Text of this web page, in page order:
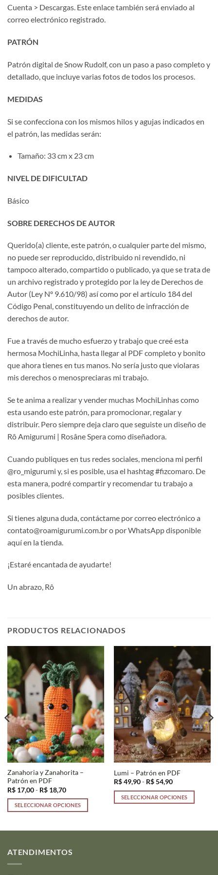
Cuenta > Descargas. Este enlace también será enviado al
correo electrónico registrado.
PATRÓN
Patrón digital de Snow Rudolf, con un paso a paso completo y
detallado, que incluye varias fotos de todos los procesos.
MEDIDAS
Si se confecciona con los mismos hilos y agujas indicados en
el patrón, las medidas serán:
Tamaño: 33 cm x 23 cm
NIVEL DE DIFICULTAD
Básico
SOBRE DERECHOS DE AUTOR
Querido(a) cliente, este patrón, o cualquier parte del mismo,
no puede ser reproducido, distribuido ni revendido, ni
tampoco alterado, compartido o publicado, ya que se trata de
un archivo registrado y protegido por la ley de Derechos de
Autor (Ley Nº 9.610/98) así como por el artículo 184 del
Código Penal, constituyendo un delito de infracción de
derechos de autor.
Fue a través de mucho esfuerzo y trabajo que creé esta
hermosa MochiLinha, hasta llegar al PDF completo y bonito
que ahora tienes en tus manos. No sería justo que violaras
mis derechos o menospreciaras mi trabajo.
Se te anima a realizar y vender muchas MochiLinhas como
esta usando este patrón, para promocionar, regalar y
distribuir. Pero siempre deja claro que seguiste un diseño de
Rô Amigurumi | Rosâne Spera como diseñadora.
Cuando publiques en tus redes sociales, menciona mi perfil
@ro_migurumi y, si es posible, usa el hashtag #fizcomaro. De
esta manera, podré compartir y recomendar tu trabajo a
posibles clientes.
Si tienes alguna duda, contáctame por correo electrónico a
contato@roamigurumi.com.br o por WhatsApp disponible
aquí en la tienda.
¡Estaré encantada de ayudarte!
Un abrazo, Rô
PRODUCTOS RELACIONADOS
Zanahoria y Zanahorita –
Patrón en PDF
R$17,00 - R$18,70Rango
precios:
desde
SELECCIONAR OPCIONES
variantes.
Lumi – Patrón en PDF
R$49,90 - R$54,90Rango
precios:
desde
SELECCIONAR OPCIONES
tiene
ATENDIMENTOS